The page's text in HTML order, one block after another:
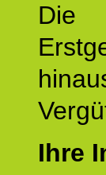
Die
Ihre